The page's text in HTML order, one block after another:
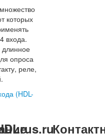
которых
входа.
длинное
опроса
реле,